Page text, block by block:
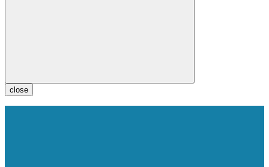
close